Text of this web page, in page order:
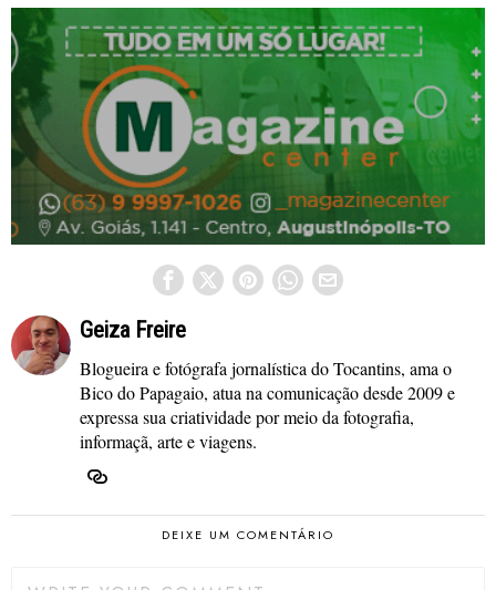
Geiza Freire
Blogueira e fotógrafa jornalística do Tocantins, ama o
Bico do Papagaio, atua na comunicação desde 2009 e
expressa sua criatividade por meio da fotografia,
informaçã, arte e viagens.
DEIXE UM COMENTÁRIO